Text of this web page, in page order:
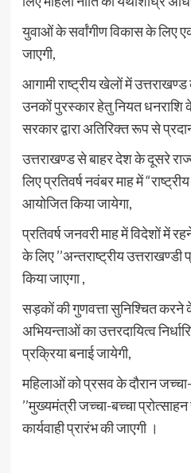
युवाओं के सर्वांगीण विकास के लिए एक
जाएगी,
आगामी राष्ट्रीय खेलों में
उनकों पुरस्कार हेतु नियत धनराशि
सरकार द्वारा अतिरिक्त रूप से
उत्तराखण्ड से बाहर देश के दूसरे
लिए प्रतिवर्ष नवंबर माह में
आयोजित किया जायेगा,
प्रतिवर्ष जनवरी माह में विदेशों में
के लिए ’’अन्तराष्ट्रीय
किया जाएगा ,
सड़कों की गुणवत्ता सुनिश्चित करने
अभियन्ताओं का उत्तरदायित्व
प्रक्रिया बनाई जायेगी,
महिलाओं को प्रसव के दौरान
’’मुख्यमंत्री जच्चा-बच्चा
कार्यवाही प्रारंभ की जाएगी ।